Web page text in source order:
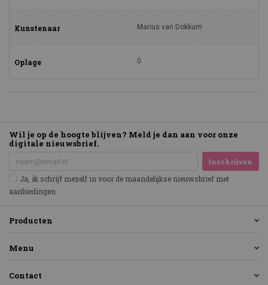
Kunstenaar Marius van Dokkum
Oplage 0
Wil je op de hoogte blijven? Meld je dan aan voor onze
digitale nieuwsbrief.
Inschrijven
Ja, ik schrijf mezelf in voor de maandelijkse nieuwsbrief met
aanbiedingen
Producten
Menu
Contact